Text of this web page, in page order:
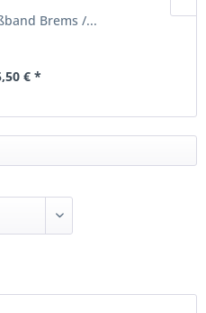
Brems /...
€ *